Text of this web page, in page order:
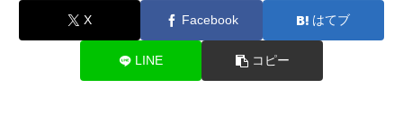
X Facebook はてブ
LINE コピー